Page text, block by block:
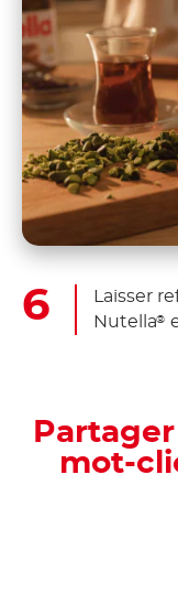
Laisser
Nutella®
mot-